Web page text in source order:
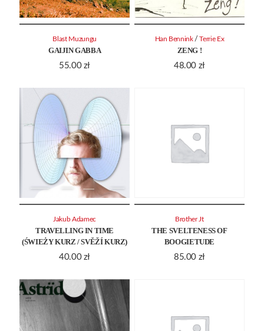
GAIJIN GABBA
55.00 zł
Blast Muzungu
ZENG !
48.00 zł
Han Bennink /Terrie Ex
TRAVELLING IN TIME
(ŚWIEŻY KURZ / SVĚŽÍ KURZ)
40.00 zł
Jakub Adamec
THE SVELTENESS OF
BOOGIETUDE
85.00 zł
Brother Jt